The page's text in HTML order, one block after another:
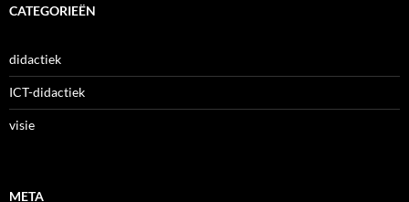
CATEGORIEËN
didactiek
ICT-didactiek
visie
META